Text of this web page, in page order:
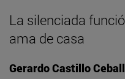
La silenciada
ama de casa
Gerardo Castillo